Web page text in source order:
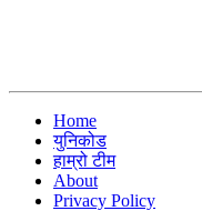
Home
युनिकोड
हाम्रो टीम
About
Privacy Policy